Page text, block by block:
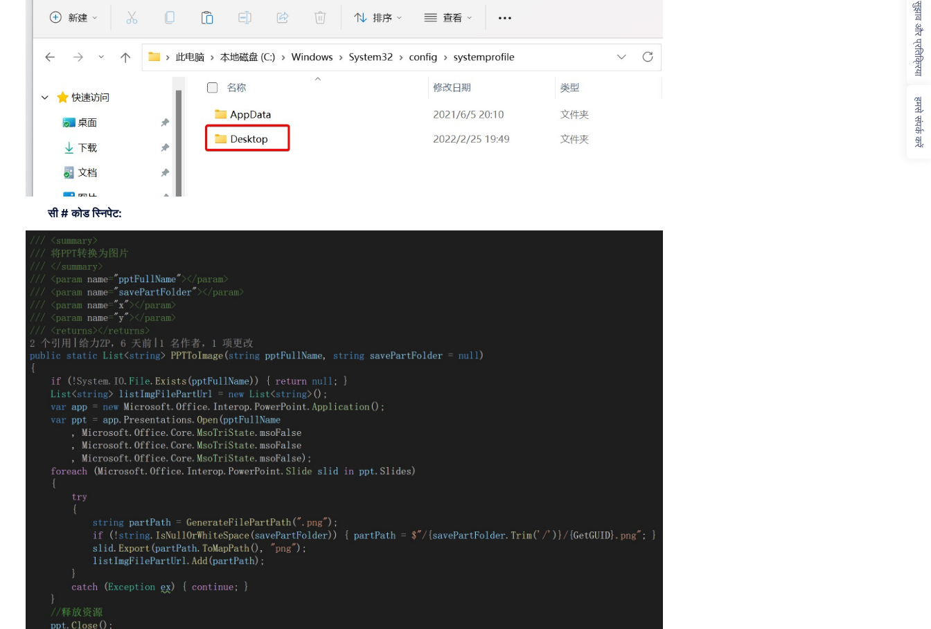
सी # कोड स्निपेट:
सुझाव और प्रतिक्रिया
हमसे संपर्क करें